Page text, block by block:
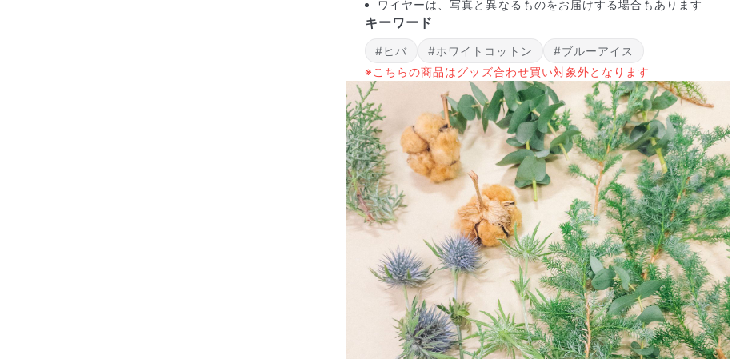
写真と同じものが届く？
商品ページに掲載している写真は、実際にお届けする商品を撮
影したものです。お花は生き物なので、どうしても色味やサイ
ズ・咲き方に個体差はありますが、できるだけ写真のイメージ
に近いものをお届けできるように人の目でチェックをしていま
す。
ワイヤーは、写真と異なるものをお届けする場合もあります
キーワード
#ヒバ #ホワイトコットン
#ブルーアイス
※こちらの商品はグッズ合わせ買い対象外となります